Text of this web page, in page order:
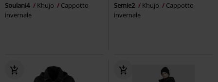
Soulani4 Khujo
Cappotto
invernale
Semie2 Khujo
Cappotto
invernale